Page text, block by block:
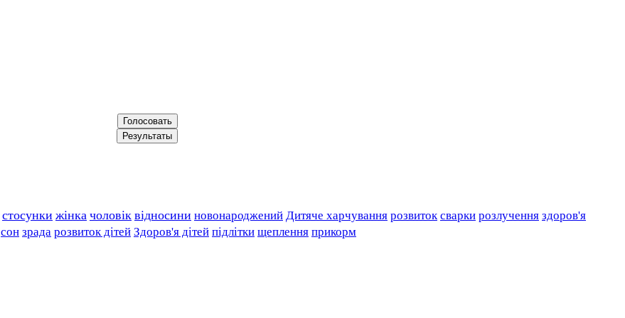
стосунки жінка чоловік відносини новонароджений Дитяче харчування розвиток сварки розлучення здоров'я
сон зрада розвиток дітей Здоров'я дітей підлітки щеплення прикорм